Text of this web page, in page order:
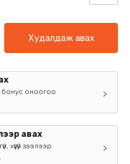
Худалдаж авах
оноогоо
>
авах
хүүгүй зээлээр
>